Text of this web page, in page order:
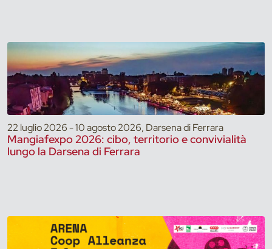
22 luglio 2026 - 10 agosto 2026, Darsena di Ferrara
Mangiafexpo 2026: cibo, territorio e convivialità
lungo la Darsena di Ferrara